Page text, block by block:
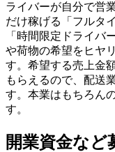
ライバーが自分で営
だけ稼げる「フルタ
「時間限定ドライバ
や荷物の希望をヒヤ
す。希望する売上金
もらえるので、配送
す。本業はもちろん
す。
開業資金など